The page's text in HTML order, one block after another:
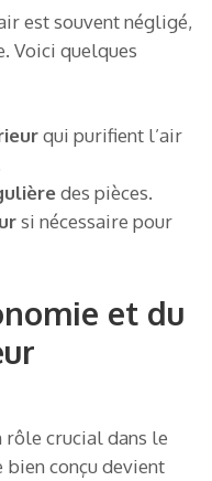
est souvent négligé,
Voici quelques
qui purifient l’air
des pièces.
si nécessaire pour
et du
rôle crucial dans le
bien conçu devient